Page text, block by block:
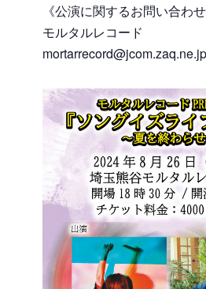
《公演に関するお問い合わせ
モルタルレコード
mortarrecord@jcom.zaq.ne.jp